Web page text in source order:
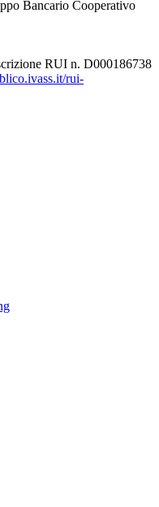
Bancario Cooperativo
RUI n. D000186738
rui-